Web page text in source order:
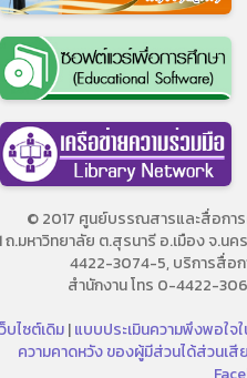
© 2017 ศูนย์บรรณสารและสื่อการ
ถ.มหาวิทยาลัย ต.สุรนารี อ.เมือง จ.
4422-3074-5, บริการสื่อ
สำนักงาน โทร 0-4422-
บไซต์เดิม|แบบประเมินความพึงพอใจ
ความคาดหวัง ของผู้มีส่วนได้ส่วน